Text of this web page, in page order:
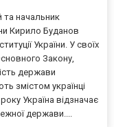
та начальник
Кирило Буданов
України. У своїх
Закону,
держави
змістом українці
Україна відзначає
держави....